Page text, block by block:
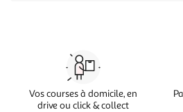
Vos courses à domicile, en
drive ou click & collect